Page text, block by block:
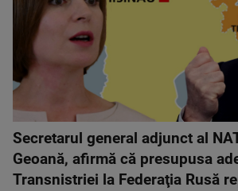
Secretarul general adjunct al
Geoană, afirmă că presupusa
Transnistriei la Federaţia Rusă